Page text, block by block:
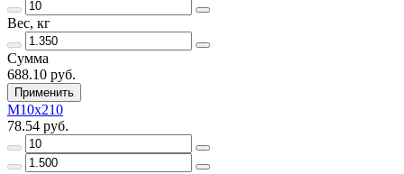
Вес, кг
Сумма
688.10 руб.
Применить
М10х210
78.54 руб.